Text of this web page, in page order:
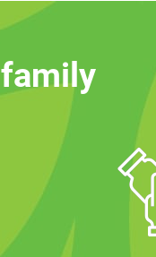
family